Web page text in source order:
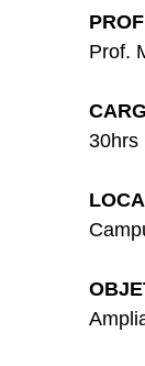
Prof.
30hrs